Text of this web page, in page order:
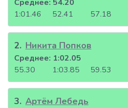
1:01.46 52.41 57.18
Среднее: 54.20
2. Никита Попков
55.30 1:03.85 59.53
Среднее: 1:02.05
3. Артём Лебедь